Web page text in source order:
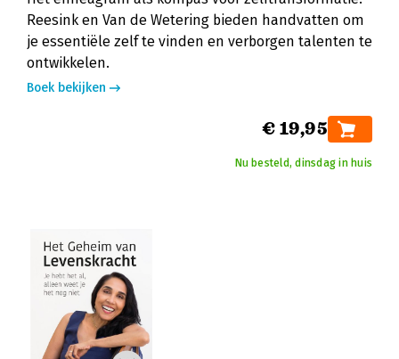
Reesink en Van de Wetering bieden handvatten om
je essentiële zelf te vinden en verborgen talenten te
ontwikkelen.
Boek bekijken
€ 19,95
Nu besteld, dinsdag in huis